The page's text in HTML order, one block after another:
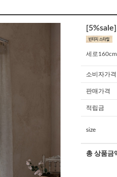
세로
소비자가격
판매가격
적립금
size
총 상품금